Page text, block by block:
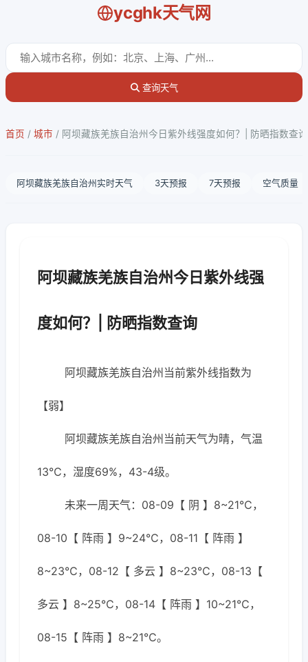
ycghk天气网
查询天气
首页 / 城市 / 阿坝藏族羌族自治州今日紫外线强度如何？| 防晒指数查询
阿坝藏族羌族自治州实时天气 3天预报 7天预报 空气质量
阿坝藏族羌族自治州今日紫外线强
度如何？| 防晒指数查询
阿坝藏族羌族自治州当前紫外线指数为
【弱】
阿坝藏族羌族自治州当前天气为晴，气温
13℃，湿度69%，43-4级。
未来一周天气：08-09【 阴 】8~21℃，
08-10【 阵雨 】9~24℃，08-11【 阵雨 】
8~23℃，08-12【 多云 】8~23℃，08-13【
多云 】8~25℃，08-14【 阵雨 】10~21℃，
08-15【 阵雨 】8~21℃。